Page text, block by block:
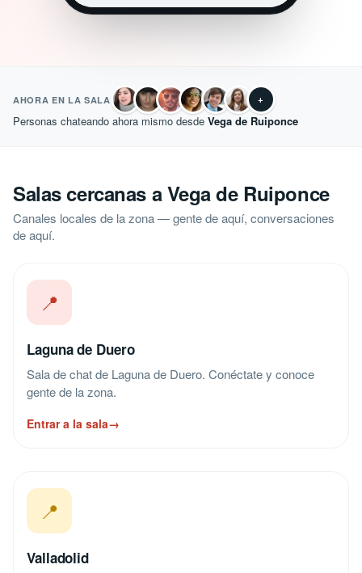
AHORA EN LA SALA +
Personas chateando ahora mismo desde Vega de Ruiponce
Salas cercanas a Vega de Ruiponce
Canales locales de la zona — gente de aquí, conversaciones
de aquí.
📍
Laguna de Duero
Sala de chat de Laguna de Duero. Conéctate y conoce
gente de la zona.
Entrar a la sala→
📍
Valladolid